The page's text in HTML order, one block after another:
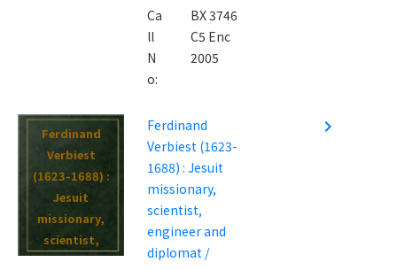
Ca
ll
N
o:
BX 3746
C5 Enc
2005
Ferdinand
Verbiest
(1623-1688) :
Jesuit
missionary,
scientist,
engineer and
Ferdinand
Verbiest (1623-
1688) : Jesuit
missionary,
scientist,
engineer and
diplomat /
navigate_next